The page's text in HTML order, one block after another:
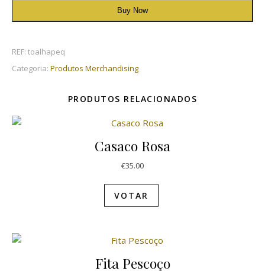
Buy Now
REF: toalhapeq
Categoria: Produtos Merchandising
PRODUTOS RELACIONADOS
Casaco Rosa
€35.00
VOTAR
Fita Pescoço